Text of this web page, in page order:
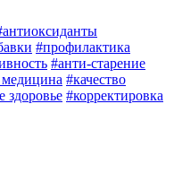
#профилактика
#анти-старение
медицина #качество
здоровье #корректировка